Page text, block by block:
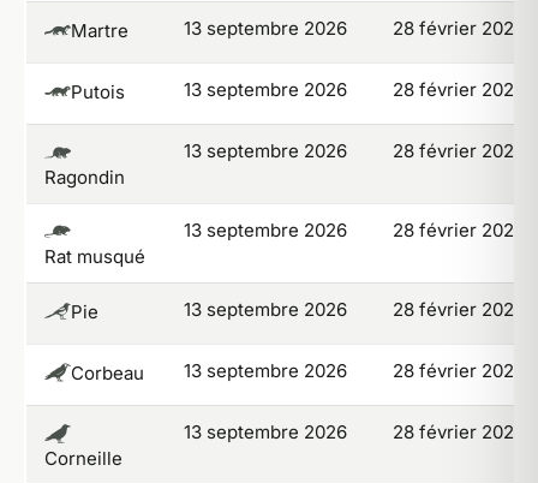
Martre 13 septembre 2026 28 février 2027
Putois 13 septembre 2026 28 février 2027
Ragondin
13 septembre 2026 28 février 2027
Rat musqué
13 septembre 2026 28 février 2027
Pie 13 septembre 2026 28 février 2027
Corbeau 13 septembre 2026 28 février 2027
Corneille
13 septembre 2026 28 février 2027